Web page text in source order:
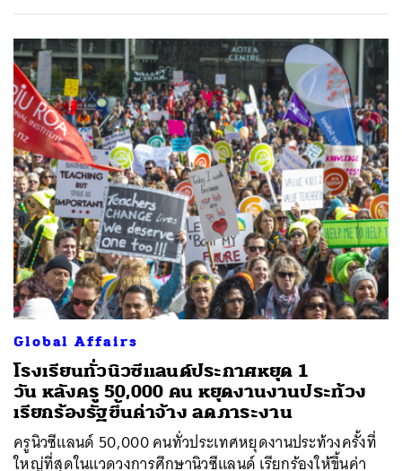
Global Affairs
โรงเรียนทั่วนิวซีแลนด์ประกาศหยุด 1
วัน หลังครู 50,000 คน หยุดงานงานประท้วง
เรียกร้องรัฐขึ้นค่าจ้าง ลดภาระงาน
ครูนิวซีแลนด์ 50,000 คนทั่วประเทศหยุดงานประท้วงครั้งที่
ใหญ่ที่สุดในแวดวงการศึกษานิวซีแลนด์ เรียกร้องให้ขึ้นค่า
SHARE TWEET LINE EMAIL